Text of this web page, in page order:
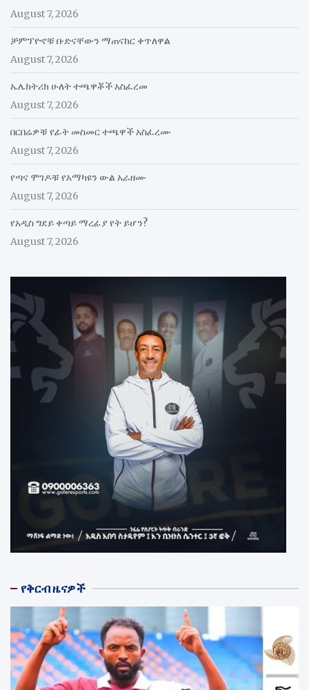
August 7, 2026
ቻምፕዮኖቹ ቡድናቸውን ማጠናከር ቀጥለዋል
August 7, 2026
ኤሌክትሪክ ሁለት ተጫዋቾች አስፈረመ
August 7, 2026
በርበሬዎቹ የፊት መስመር ተጫዋች አስፈረሙ
August 7, 2026
የጣና ሞገዶቹ የአማካዩን ውል አራዘሙ
August 7, 2026
የአዲስ ግደይ ቀጣይ ማረፊያ የት ይሆን?
August 7, 2026
የቅርብ ዜናዎች